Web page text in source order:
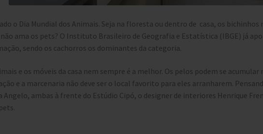
o Dia Mundial dos Animais. Seja na floresta ou dentro de casa, os
ama os pets? O Instituto Brasileiro de Geografia e Estatística (IBGE) já
sendo os cachorros os dominantes da categoria.
e os móveis da casa nem sempre é a melhor. Os pelos podem se
e a marcenaria não deve ser o local favorito para eles arranharem.
Angelo, ambas à frente do Estúdio Cipó, o designer de interiores Henrique